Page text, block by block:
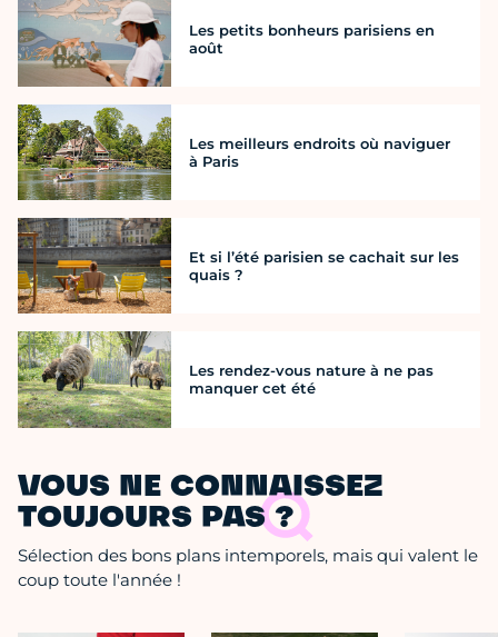
Les petits bonheurs parisiens en
août
Les meilleurs endroits où naviguer
à Paris
Et si l’été parisien se cachait sur les
quais ?
Les rendez-vous nature à ne pas
manquer cet été
VOUS NE CONNAISSEZ
TOUJOURS PAS ?
Sélection des bons plans intemporels, mais qui valent le
coup toute l'année !